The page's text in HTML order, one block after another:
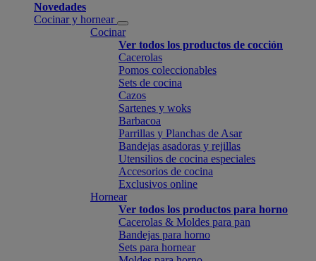
Novedades
Cocinar y hornear
Cocinar
Ver todos los productos de cocción
Cacerolas
Pomos coleccionables
Sets de cocina
Cazos
Sartenes y woks
Barbacoa
Parrillas y Planchas de Asar
Bandejas asadoras y rejillas
Utensilios de cocina especiales
Accesorios de cocina
Exclusivos online
Hornear
Ver todos los productos para horno
Cacerolas & Moldes para pan
Bandejas para horno
Sets para hornear